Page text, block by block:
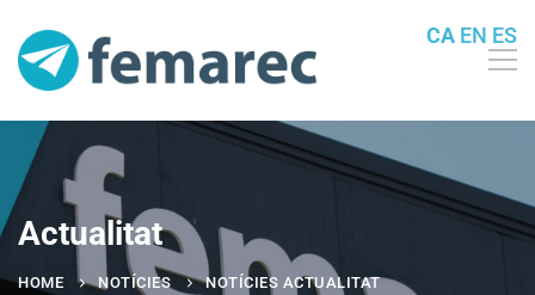
Actualitat
HOME NOTÍCIES
NOTÍCIES ACTUALITAT
CA EN ES